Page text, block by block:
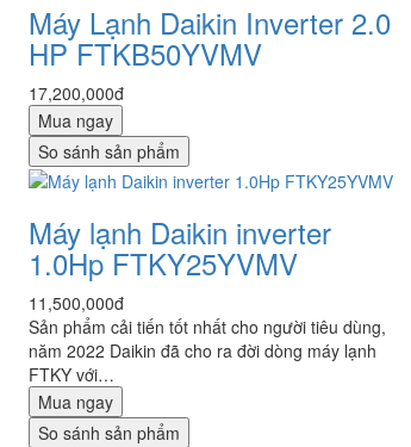
Máy Lạnh Daikin Inverter 2.0
HP FTKB50YVMV
17,200,000đ
Mua ngay
So sánh sản phẩm
Máy lạnh Daikin inverter
1.0Hp FTKY25YVMV
11,500,000đ
Sản phẩm cải tiến tốt nhất cho người tiêu dùng,
năm 2022 Daikin đã cho ra đời dòng máy lạnh
FTKY với…
Mua ngay
So sánh sản phẩm